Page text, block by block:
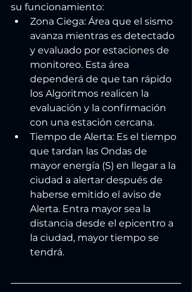
su funcionamiento:
Zona Ciega: Área que el sismo
avanza mientras es detectado
y evaluado por estaciones de
monitoreo. Esta área
dependerá de que tan rápido
los Algoritmos realicen la
evaluación y la confirmación
con una estación cercana.
Tiempo de Alerta: Es el tiempo
que tardan las Ondas de
mayor energía (S) en llegar a la
ciudad a alertar después de
haberse emitido el aviso de
Alerta. Entra mayor sea la
distancia desde el epicentro a
la ciudad, mayor tiempo se
tendrá.